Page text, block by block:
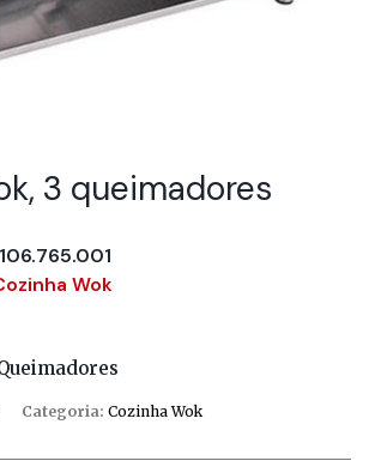
3 queimadores
Wok
Categoria: Cozinha Wok